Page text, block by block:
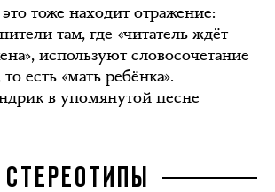
тоже находит отражение:
там, где «читатель ждёт
используют словосочетание
есть «мать ребёнка».
в упомянутой песне
СТЕРЕОТИПЫ